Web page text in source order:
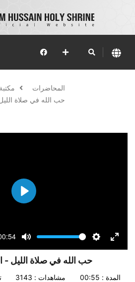
المحاضرات
حب الله في صلاة
Play
Volume
حب الله في صلاة الليل -
مشاهدات : 3143 المدة : 00:55